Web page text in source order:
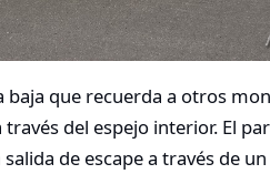
que recuerda a otros
del espejo interior. El
de escape a través de